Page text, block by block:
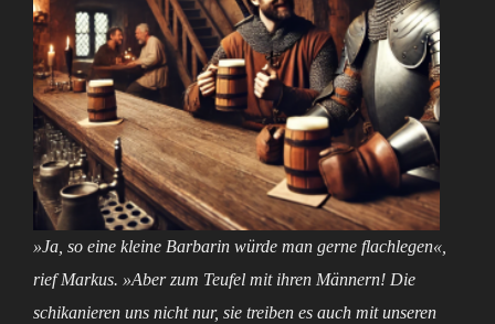
»Ja, so eine kleine Barbarin würde man gerne flachlegen«,
rief Markus. »Aber zum Teufel mit ihren Männern! Die
schikanieren uns nicht nur, sie treiben es auch mit unseren